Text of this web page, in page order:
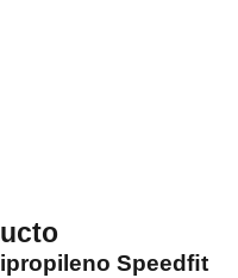
Speedﬁt